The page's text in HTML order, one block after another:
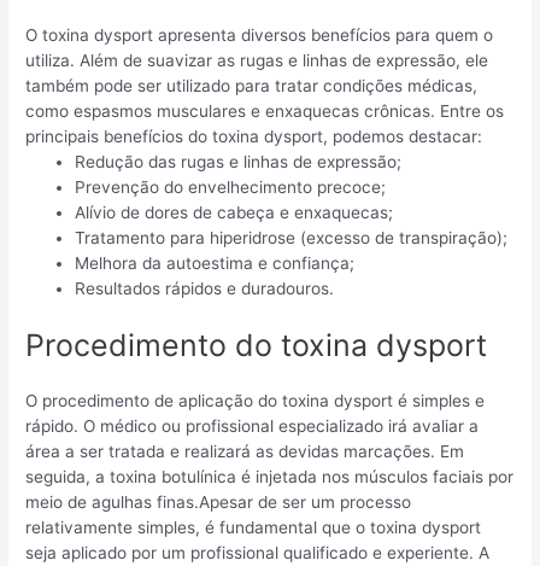
O toxina dysport apresenta diversos benefícios para quem o
utiliza. Além de suavizar as rugas e linhas de expressão, ele
também pode ser utilizado para tratar condições médicas,
como espasmos musculares e enxaquecas crônicas. Entre os
principais benefícios do toxina dysport, podemos destacar:
Redução das rugas e linhas de expressão;
Prevenção do envelhecimento precoce;
Alívio de dores de cabeça e enxaquecas;
Tratamento para hiperidrose (excesso de transpiração);
Melhora da autoestima e confiança;
Resultados rápidos e duradouros.
Procedimento do toxina dysport
O procedimento de aplicação do toxina dysport é simples e
rápido. O médico ou profissional especializado irá avaliar a
área a ser tratada e realizará as devidas marcações. Em
seguida, a toxina botulínica é injetada nos músculos faciais por
meio de agulhas finas.Apesar de ser um processo
relativamente simples, é fundamental que o toxina dysport
seja aplicado por um profissional qualificado e experiente. A